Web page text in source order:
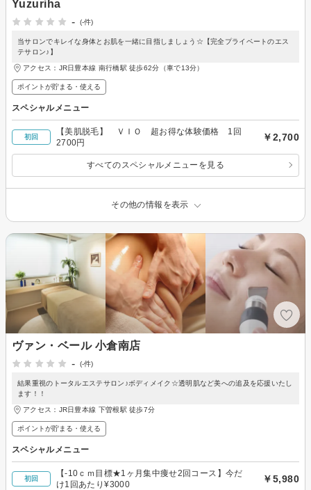
Yuzuriha
-
(-件)
当サロンでキレイな身体とお肌を一緒に目指しましょう☆【完全プライベートのエス
テサロン♪】
アクセス：JR日豊本線 南行橋駅 徒歩62分（車で13分）
ポイントが貯まる・使える
スペシャルメニュー
初回
【美肌脱毛】 ＶＩＯ 超お得な体験価格 1回
2700円
￥2,700
すべてのスペシャルメニューを見る
その他の情報を表示
ヴァン・ベール 小倉南店
-
(-件)
結果重視のトータルエステサロン♪ボディメイク☆透明肌など美への追及を応援いたし
ます！！
アクセス：JR日豊本線 下曽根駅 徒歩7分
ポイントが貯まる・使える
スペシャルメニュー
初回
【-10ｃｍ目標★1ヶ月集中痩せ2回コース】今だ
け1回あたり¥3000
￥5,980